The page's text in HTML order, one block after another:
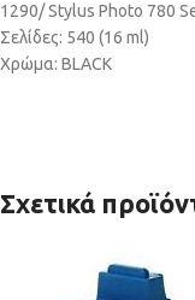
1290/ Stylus Photo 780
Σελίδες: 540 (16 ml)
Χρώμα: BLACK
Σχετικά